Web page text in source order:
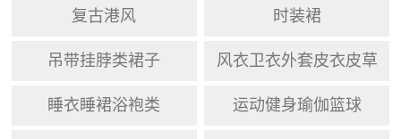
复古港风 时装裙
吊带挂脖类裙子 风衣卫衣外套皮衣皮草
睡衣睡裙浴袍类 运动健身瑜伽篮球